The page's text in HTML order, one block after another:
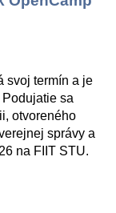
svoj termín a je
sa
otvoreného
správy a
na FIIT STU.